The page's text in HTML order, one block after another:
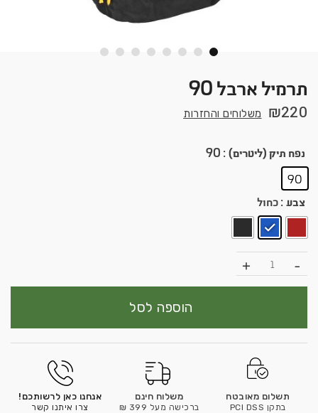
תרמיל ארבל 90
₪220 משלוחים והחזרות
נפח תיק (ליטרים): 90
90
צבע: כחול
כמות
הוספה לסל
תשלום מאובטח
בתקן PCI DSS
משלוח חינם
ברכישה מעל 399 ₪
אנחנו כאן לרשותכם!
צרו איתנו קשר